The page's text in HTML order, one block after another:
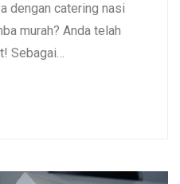
dengan catering nasi
murah? Anda telah
Sebagai…